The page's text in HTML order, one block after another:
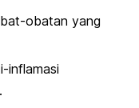
obatan yang
inflamasi